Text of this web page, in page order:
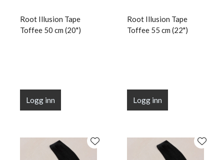
Root Illusion Tape
Toffee 50 cm (20")
Logg inn
Root Illusion Tape
Toffee 55 cm (22")
Logg inn